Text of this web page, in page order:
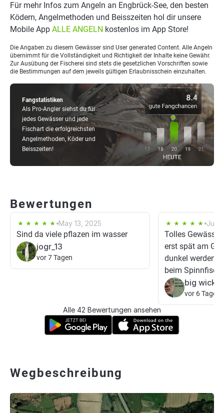
Fangstatistiken
Als Pro-Angler siehst du für
jedes Gewässer und jede
Fischart die erfolgreichsten
Angelmethoden, Köder und
Beisszeiten!
Für mehr Infos zum Angeln an Engbrück-See, den besten
Ködern, Angelmethoden und Beisszeiten hol dir unsere
Mobile App ALLE ANGELN kostenlos im App Store!
Die Angaben zu diesem Gewässer sind User generated Content. Alle Angeln
übernimmt für die Vollständigkeit und Richtigkeit der Inhalte keine Gewähr.
Zur Ausübung der Fischerei sind stets die gesetzlichen Vorschriften sowie
die Bestimmungen auf dem jeweils gültigen Erlaubnisschein einzuhalten.
Bewertungen
May 13, 2025
Sind da viele pflazen im wasser
jogr_13
vor 7 Tagen
Jul
Tolles
erst spät am
dunkel werden),
beim
big wicky
vor 6 Tagen
Alle 42 Bewertungen ansehen
Wegbeschreibung